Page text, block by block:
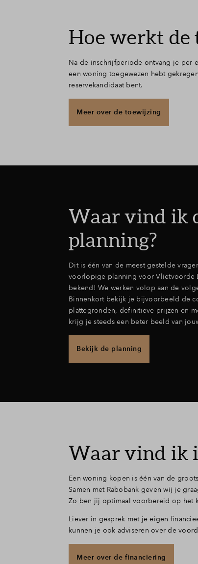
Hoe werkt de
Na de inschrijfperiode ontvang je per
een woning toegewezen hebt
reservekandidaat bent.
Meer over de toewijzing
Waar vind ik
planning?
Dit is één van de meest gestelde
voorlopige planning voor Vlietvoorde
bekend! We werken volop aan de
Binnenkort bekijk je bijvoorbeeld de
plattegronden, definitieve prijzen en
krijg je steeds een beter beeld van
Bekijk de planning
Waar vind ik
Een woning kopen is één van de
Samen met Rabobank geven wij je
Zo ben jij optimaal voorbereid op het
Liever in gesprek met je eigen
kunnen je ook adviseren over de
Meer over de financiering